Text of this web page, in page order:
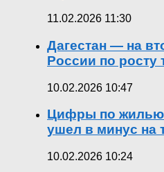
11.02.2026 11:30
Дагестан — на
России по
10.02.2026 10:47
Цифры по жилью
ушел в минус на
10.02.2026 10:24